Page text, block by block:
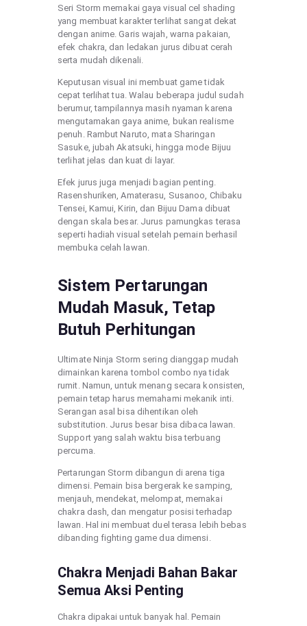
Seri Storm memakai gaya visual cel shading
yang membuat karakter terlihat sangat dekat
dengan anime. Garis wajah, warna pakaian,
efek chakra, dan ledakan jurus dibuat cerah
serta mudah dikenali.
Keputusan visual ini membuat game tidak
cepat terlihat tua. Walau beberapa judul sudah
berumur, tampilannya masih nyaman karena
mengutamakan gaya anime, bukan realisme
penuh. Rambut Naruto, mata Sharingan
Sasuke, jubah Akatsuki, hingga mode Bijuu
terlihat jelas dan kuat di layar.
Efek jurus juga menjadi bagian penting.
Rasenshuriken, Amaterasu, Susanoo, Chibaku
Tensei, Kamui, Kirin, dan Bijuu Dama dibuat
dengan skala besar. Jurus pamungkas terasa
seperti hadiah visual setelah pemain berhasil
membuka celah lawan.
Sistem Pertarungan
Mudah Masuk, Tetap
Butuh Perhitungan
Ultimate Ninja Storm sering dianggap mudah
dimainkan karena tombol combo nya tidak
rumit. Namun, untuk menang secara konsisten,
pemain tetap harus memahami mekanik inti.
Serangan asal bisa dihentikan oleh
substitution. Jurus besar bisa dibaca lawan.
Support yang salah waktu bisa terbuang
percuma.
Pertarungan Storm dibangun di arena tiga
dimensi. Pemain bisa bergerak ke samping,
menjauh, mendekat, melompat, memakai
chakra dash, dan mengatur posisi terhadap
lawan. Hal ini membuat duel terasa lebih bebas
dibanding fighting game dua dimensi.
Chakra Menjadi Bahan Bakar
Semua Aksi Penting
Chakra dipakai untuk banyak hal. Pemain